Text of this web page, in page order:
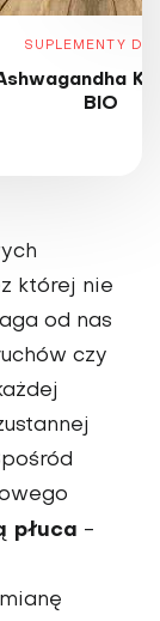
SUPLEMENTY
BIO
której nie
od nas
czy
płuca -